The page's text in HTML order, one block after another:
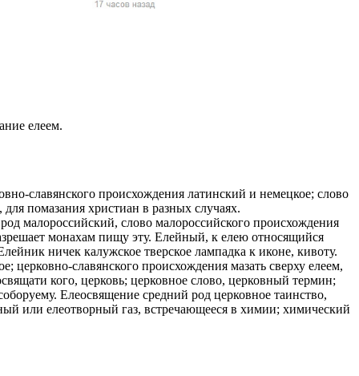
женщин и
страны),
елеем.
славянского происхождения латинский и немецкое; слово
помазания христиан в разных случаях.
малороссийский, слово малороссийского происхождения
монахам пищу эту. Елейный, к елею относящийся
ничек калужское тверское лампадка к иконе, кивоту.
церковно-славянского происхождения мазать сверху елеем,
кого, церковь; церковное слово, церковный термин;
Елеосвящение средний род церковное таинство,
или елеотворный газ, встречающееся в химии; химический